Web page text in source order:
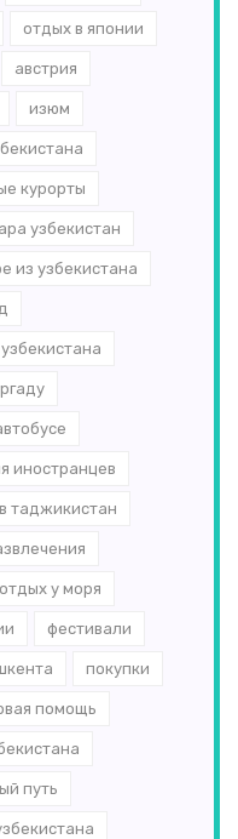
отдых в японии
австрия
изюм
курорты
узбекистан
из узбекистана
иностранцев
таджикистан
отдых у моря
фестивали
покупки
помощь
путь